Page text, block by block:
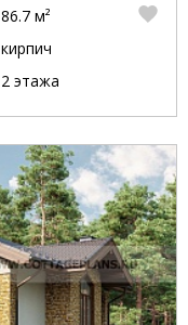
86.7 м²
кирпич
2 этажа